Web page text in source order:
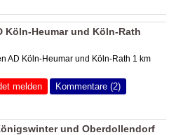
Köln-Heumarund Köln-Rath
AD Köln-Heumar und Köln-Rath 1 km
melden Kommentare (2)
und Oberdollendorf